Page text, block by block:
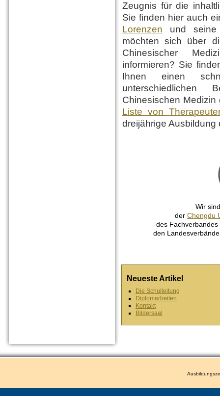
Zeugnis für die
Sie finden hier auch
Lorenzen und
möchten sich über
Chinesischer
informieren? Sie
Ihnen einen
unterschiedlichen
Chinesischen
Liste von
dreijährige
Wir
der Chengdu
des Fachverbandes
den
Neueste Artikel
Die Schulleitung
Diplomarbeiten
Kontakt
Bildersaal